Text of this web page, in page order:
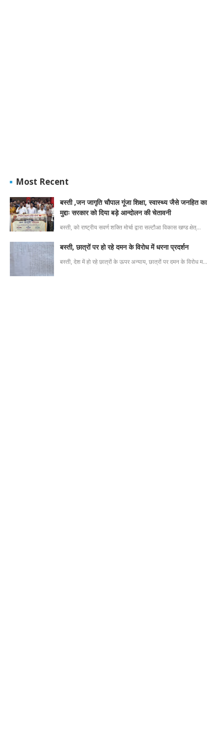
Most Recent
बस्ती ,जन जागृति चौपाल गूंजा शिक्षा, स्वास्थ्य जैसे जनहित का
मुद्दाः सरकार को दिया बड़े आन्दोलन की चेतावनी
बस्ती, को राष्ट्रीय सवर्ण शक्ति मोर्चा द्वारा सल्टौआ विकास खण्ड क्षेत्…
बस्ती, छात्रों पर हो रहे दमन के विरोध में धरना प्रदर्शन
बस्ती, देश में हो रहे छात्रों के ऊपर अन्याय, छात्रों पर दमन के विरोध म…